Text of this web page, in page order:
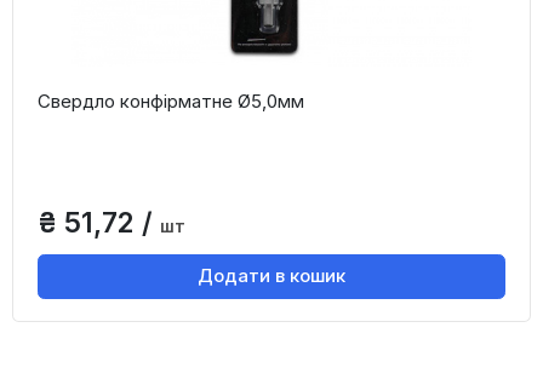
Свердло конфірматне Ø5,0мм
₴ 51,72 / шт
Додати в кошик